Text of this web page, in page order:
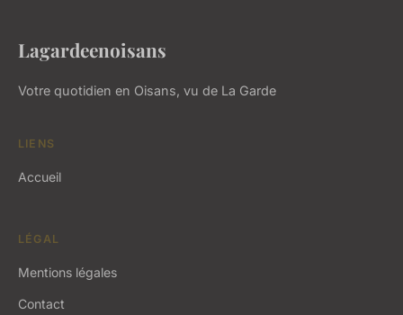
Lagardeenoisans
Votre quotidien en Oisans, vu de La Garde
LIENS
Accueil
LÉGAL
Mentions légales
Contact